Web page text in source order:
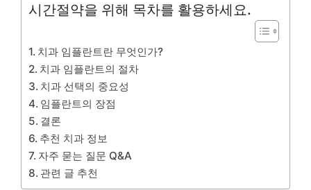
시간절약을 위해 목차를 활용하세요.
치과 임플란트란 무엇인가?
치과 임플란트의 절차
치과 선택의 중요성
임플란트의 장점
결론
추천 치과 정보
자주 묻는 질문 Q&A
관련 글 추천